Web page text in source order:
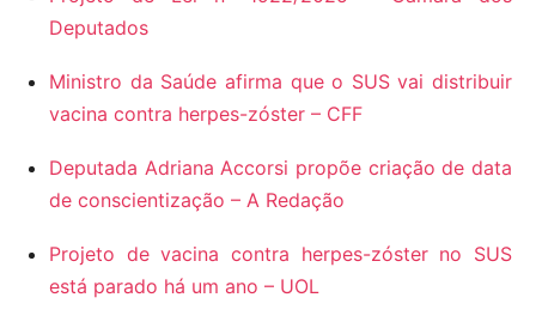
Deputados
Ministro da Saúde afirma que o SUS vai distribuir
vacina contra herpes-zóster – CFF
Deputada Adriana Accorsi propõe criação de data
de conscientização – A Redação
Projeto de vacina contra herpes-zóster no SUS
está parado há um ano – UOL